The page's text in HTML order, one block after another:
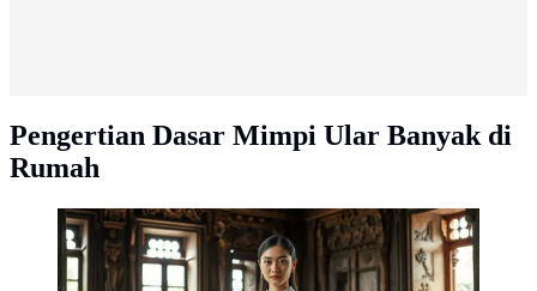
Pengertian Dasar Mimpi Ular Banyak di
Rumah
arti mimpi ketemu ular banyak ©Ilustrasi dibuat AI